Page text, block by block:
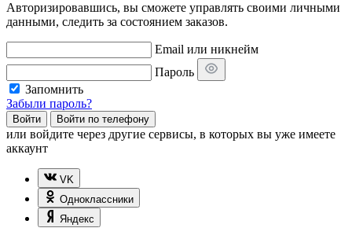
Авторизировавшись, вы сможете управлять своими личными
данными, следить за состоянием заказов.
Email или никнейм
Пароль
Запомнить
Забыли пароль?
Войти Войти по телефону
или войдите через другие сервисы, в которых вы уже имеете
аккаунт
VK
Одноклассники
Яндекс